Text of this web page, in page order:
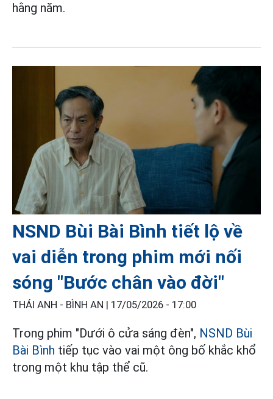
hằng năm.
NSND Bùi Bài Bình tiết lộ về
vai diễn trong phim mới nối
sóng "Bước chân vào đời"
THÁI ANH - BÌNH AN | 17/05/2026 - 17:00
Trong phim "Dưới ô cửa sáng đèn", NSND Bùi
Bài Bình tiếp tục vào vai một ông bố khắc khổ
trong một khu tập thể cũ.